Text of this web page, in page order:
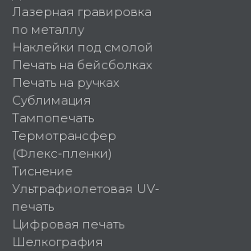
Лазерная гравировка
по металлу
Наклейки под смолой
Печать на бейсболках
Печать на ручках
Сублимация
Тампопечать
Термотрансфер
(Флекс-пленки)
Тиснение
Ультрафиолетовая UV-
печать
Цифровая печать
Шелкография